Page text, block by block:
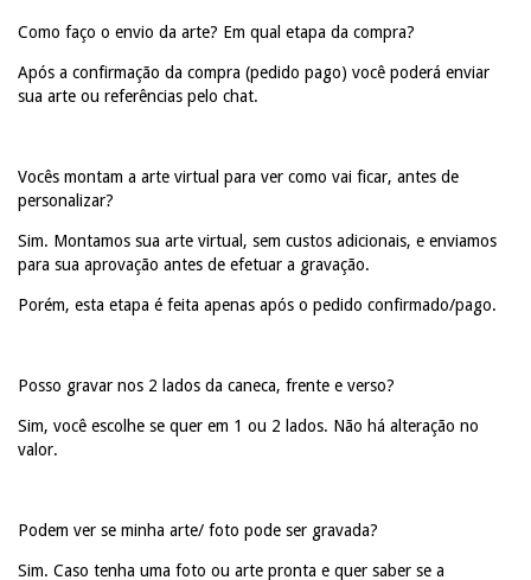
Como faço o envio da arte? Em qual etapa da compra?
Após a confirmação da compra (pedido pago) você poderá enviar
sua arte ou referências pelo chat.
Vocês montam a arte virtual para ver como vai ficar, antes de
personalizar?
Sim. Montamos sua arte virtual, sem custos adicionais, e enviamos
para sua aprovação antes de efetuar a gravação.
Porém, esta etapa é feita apenas após o pedido confirmado/pago.
Posso gravar nos 2 lados da caneca, frente e verso?
Sim, você escolhe se quer em 1 ou 2 lados. Não há alteração no
valor.
Podem ver se minha arte/ foto pode ser gravada?
Sim. Caso tenha uma foto ou arte pronta e quer saber se a